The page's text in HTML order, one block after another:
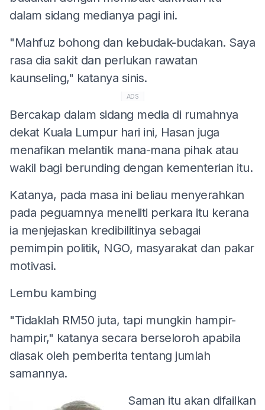
dalam sidang medianya pagi ini.
"Mahfuz bohong dan kebudak-budakan. Saya
rasa dia sakit dan perlukan rawatan
kaunseling," katanya sinis.
ADS
Bercakap dalam sidang media di rumahnya
dekat Kuala Lumpur hari ini, Hasan juga
menafikan melantik mana-mana pihak atau
wakil bagi berunding dengan kementerian itu.
Katanya, pada masa ini beliau menyerahkan
pada peguamnya meneliti perkara itu kerana
ia menjejaskan kredibilitinya sebagai
pemimpin politik, NGO, masyarakat dan pakar
motivasi.
Lembu kambing
"Tidaklah RM50 juta, tapi mungkin hampir-
hampir," katanya secara berseloroh apabila
diasak oleh pemberita tentang jumlah
samannya.
Saman itu akan difailkan